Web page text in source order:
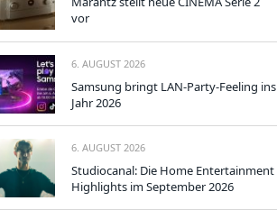
vor
6. AUGUST 2026
Samsung bringt LAN-Party-Feeling ins
Jahr 2026
6. AUGUST 2026
Studiocanal: Die Home Entertainment
Highlights im September 2026